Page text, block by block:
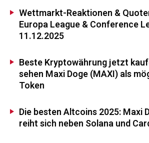
Wettmarkt-Reaktionen &
Europa League & Conference
11.12.2025
Beste Kryptowährung jetzt
sehen Maxi Doge (MAXI) als
Token
Die besten Altcoins 2025: Maxi
reiht sich neben Solana und